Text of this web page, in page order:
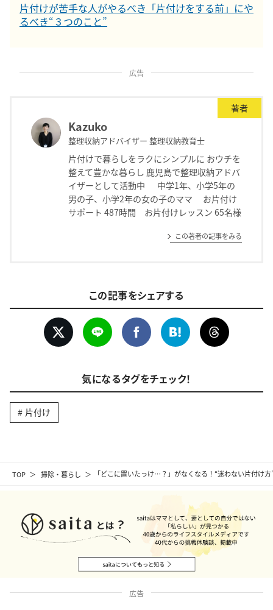
TOP 掃除・暮らし 「どこに置いたっけ…？」がなくなる！“迷わない片付け
片付けが苦手な人がやるべき「片付けをする前」にや
るべき“３つのこと”
広告
著者
Kazuko
整理収納アドバイザー 整理収納教育士
片付けで暮らしをラクにシンプルに おウチを
整えて豊かな暮らし 鹿児島で整理収納アドバ
イザーとして活動中 中学1年、小学5年の
男の子、小学2年の女の子のママ お片付け
サポート 487時間 お片付けレッスン 65名様
この著者の記事をみる
この記事をシェアする
気になるタグをチェック！
片付け
広告